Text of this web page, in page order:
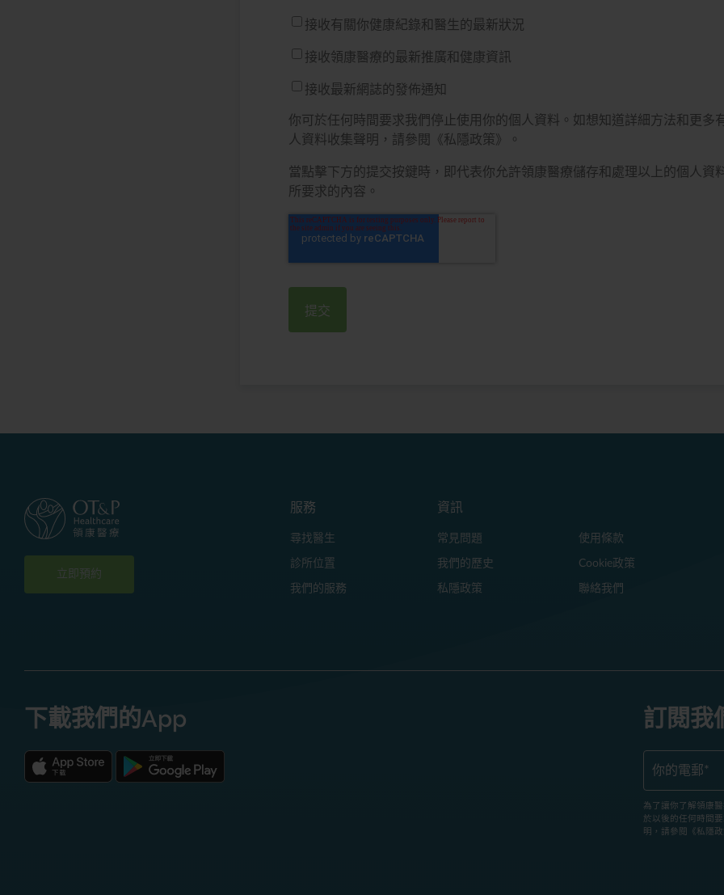
接收有關你健康紀錄和醫生的最新狀況
接收領康醫療的最新推廣和健康資訊
接收最新網誌的發佈通知
你可於任何時間要求我們停止使用你的個人資料。如想知道詳細方法和更多
人資料收集聲明，請參閱《私隱政策》。
當點擊下方的提交按鍵時，即代表你允許領康醫療儲存和處理以上的個人資
所要求的內容。
立即預約
服務
尋找醫生
診所位置
我們的服務
資訊
常見問題
我們的歷史
私隱政策
使用條款
Cookie政策
聯絡我們
下載我們的App 訂閱我
為了讓你了解領康
於以後的任何時間
明，請參閱《私隱政